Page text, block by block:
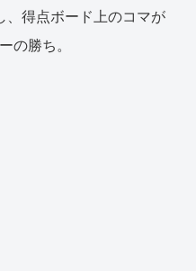
、得点ボード上のコマが
の勝ち。